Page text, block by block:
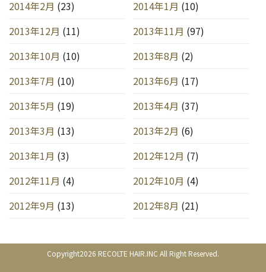
2014年2月 (23) 2014年1月 (10)
2013年12月 (11) 2013年11月 (97)
2013年10月 (10) 2013年8月 (2)
2013年7月 (10) 2013年6月 (17)
2013年5月 (19) 2013年4月 (37)
2013年3月 (13) 2013年2月 (6)
2013年1月 (3) 2012年12月 (7)
2012年11月 (4) 2012年10月 (4)
2012年9月 (13) 2012年8月 (21)
Copyright2026 RECOLTE HAIR.INC All Right Reserved.